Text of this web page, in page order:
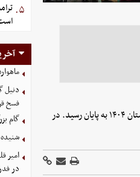
دوره چهار ساله ریاست مرتضی قربانی بر فدراسیون تیراندازی که از ۳۰ بهمن ۱۴۰۰ آغاز شده بود زمستان ۱۴۰۴ به پایان رسید. در
۵.
دنیل
فسخ
گام
امیر
در